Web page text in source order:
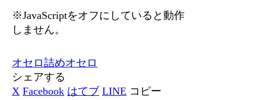
※JavaScriptをオフにしていると動作
しません。
オセロ詰めオセロ
シェアする
X Facebook はてブ LINE コピー